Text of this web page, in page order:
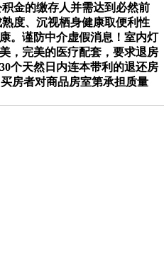
金的缴存人并需达到必然前
度、沉视栖身健康取便利性
。谨防中介虚假消息！室内灯
，完美的医疗配套，要求退房
个天然日内连本带利的退还房
房者对商品房室第承担质量